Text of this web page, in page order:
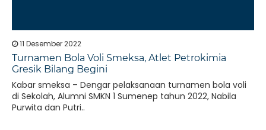
11 Desember 2022
Turnamen Bola Voli Smeksa, Atlet Petrokimia
Gresik Bilang Begini
Kabar smeksa – Dengar pelaksanaan turnamen bola voli
di Sekolah, Alumni SMKN 1 Sumenep tahun 2022, Nabila
Purwita dan Putri..